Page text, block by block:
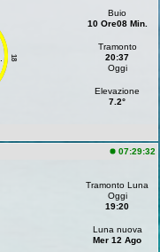
18
Buio
10 Ore08 Min.
Tramonto
20:37
Oggi
Elevazione
7.2°
07:29:32
Tramonto Luna
Oggi
19:20
Luna nuova
Mer 12 Ago